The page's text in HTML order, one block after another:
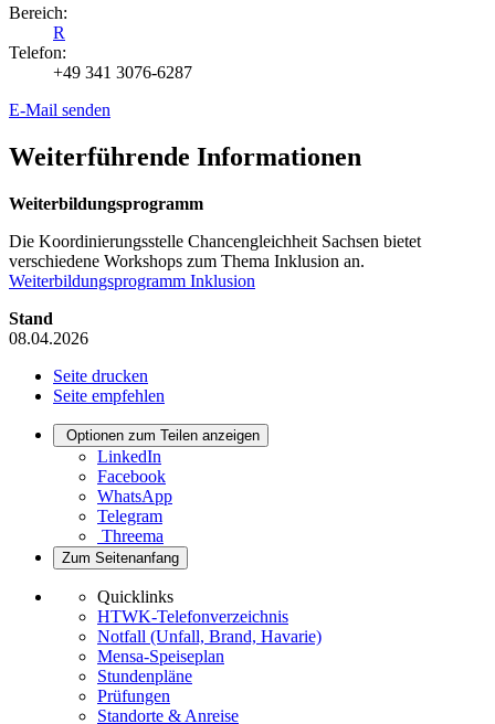
Bereich:
R
Telefon:
+49 341 3076-6287
E-Mail senden
Weiterführende Informationen
Weiterbildungsprogramm
Die Koordinierungsstelle Chancengleichheit Sachsen bietet
verschiedene Workshops zum Thema Inklusion an.
Weiterbildungsprogramm Inklusion
Stand
08.04.2026
Seite drucken
Seite empfehlen
Optionen zum Teilen anzeigen
LinkedIn
Facebook
WhatsApp
Telegram
Threema
Zum Seitenanfang
Quicklinks
HTWK-Telefonverzeichnis
Notfall (Unfall, Brand, Havarie)
Mensa-Speiseplan
Stundenpläne
Prüfungen
Standorte & Anreise